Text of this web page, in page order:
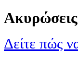
Δείτε πώς